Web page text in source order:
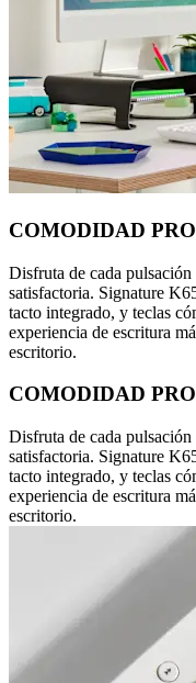
COMODIDAD
Disfruta de cada
satisfactoria. Signature
tacto integrado, y teclas
experiencia de escritura
escritorio.
COMODIDAD
Disfruta de cada
satisfactoria. Signature
tacto integrado, y teclas
experiencia de escritura
escritorio.